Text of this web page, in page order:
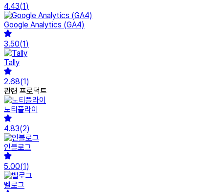
4.43(1)
Google Analytics (GA4)
3.50(1)
Tally
2.68(1)
관련 프로덕트
노티플라이
4.83(2)
인블로그
5.00(1)
벨로그